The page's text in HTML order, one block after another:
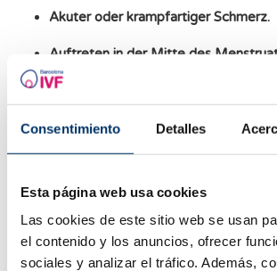
Consentimiento Detalles
Esta página web usa cookies
Las cookies de este sitio web se usan
el contenido y los anuncios, ofrecer
sociales y analizar el tráfico. Además,
Akuter oder krampfartiger Schmerz.
Auftreten in der Mitte des
zeitgleich mit dem Eisprung.
Wie bereits erklärt, ist derEisprung die
diesestechenden Schmerzen. Sollten
Ovarialzysten, Endometrioseoder
auszuschließen.
Andere weniger häufige Ursachen können
Schwangerschaft, Ovarialtorsion
oder